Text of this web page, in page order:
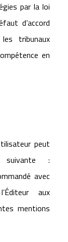
par la loi
d’accord
tribunaux
en
peut
suivante :
avec
aux
mentions